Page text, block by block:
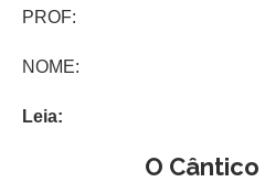
PROF:
NOME:
Leia:
O